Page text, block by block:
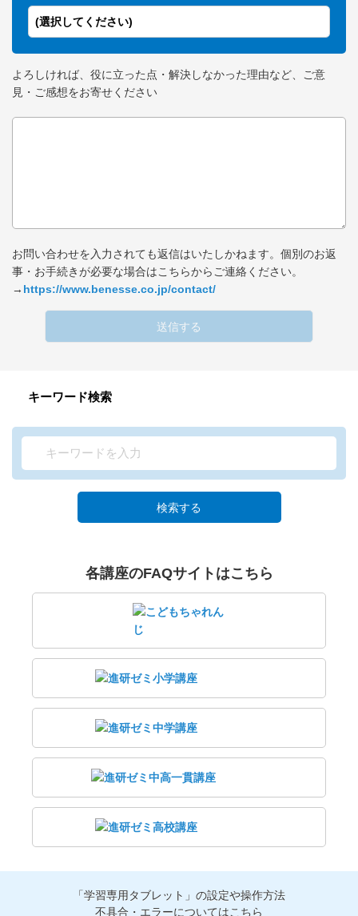
(選択してください)
よろしければ、役に立った点・解決しなかった理由など、ご意
見・ご感想をお寄せください
お問い合わせを入力されても返信はいたしかねます。個別のお返
事・お手続きが必要な場合はこちらからご連絡ください。
→ https://www.benesse.co.jp/contact/
送信する
キーワード検索
検索する
各講座のFAQサイトはこちら
「学習専用タブレット」の設定や操作方法
不具合・エラーについてはこちら